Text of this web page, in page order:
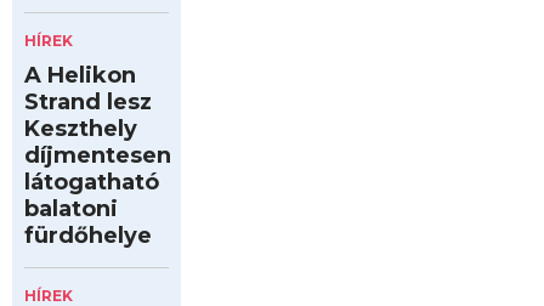
HÍREK
A Helikon
Strand lesz
Keszthely
díjmentesen
látogatható
balatoni
fürdőhelye
HÍREK